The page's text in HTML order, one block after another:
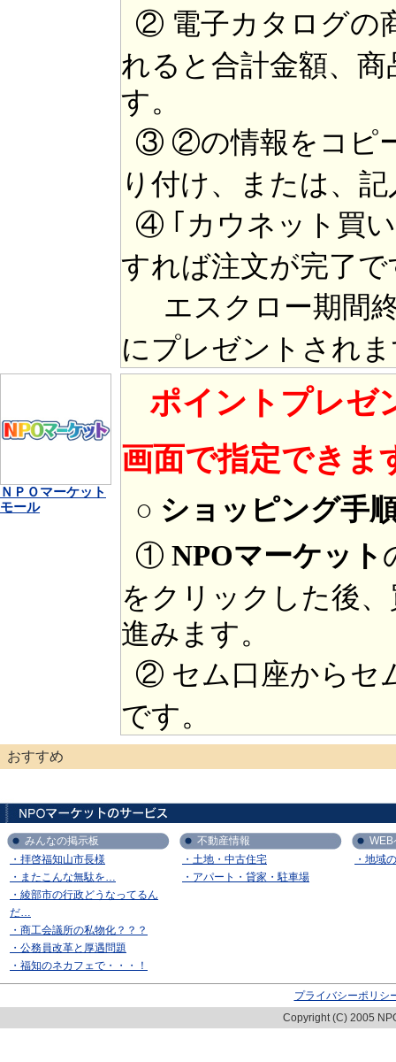
② 電子カタログの
れると合計金額、
す。
③ ②の情報をコピ
り付け、または、
④ ｢カウネット買
すれば注文が完了で
エスクロー期間
にプレゼントされ
ＮＰＯマーケット
モール
ポイントプレゼ
画面で指定できま
○ ショッピング手
① NPOマーケット
をクリックした後
進みます。
② セム口座からセ
です。
おすすめ
みんなの掲示板
・拝啓福知山市長様
・またこんな無駄を…
・綾部市の行政どうなってるん
だ…
・商工会議所の私物化？？？
・公務員改革と厚遇問題
・福知のネカフェで・・・！
不動産情報
・土地・中古住宅
・アパート・貸家・駐車場
WEB
・地域
プライバシーポリシ
Copyright (C) 2005